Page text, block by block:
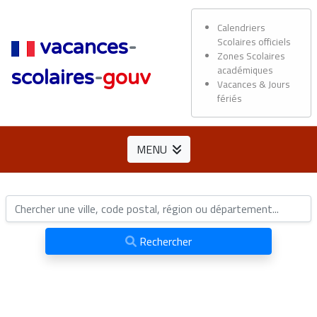
vacances-
scolaires-gouv
Calendriers
Scolaires officiels
Zones Scolaires
académiques
Vacances & Jours
fériés
MENU
Rechercher